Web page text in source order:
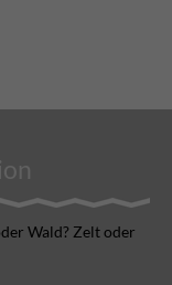
Wald? Zelt oder